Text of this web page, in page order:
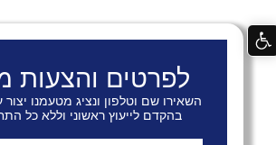
לפרטים והצעות
השאירו שם וטלפון ונציג מטעמנו
בהקדם לייעוץ ראשוני וללא כל